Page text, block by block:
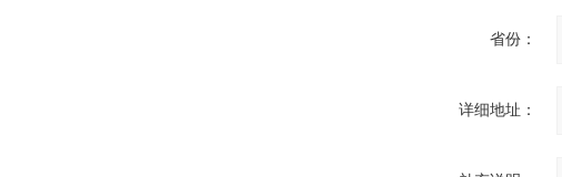
省份：
详细地址：